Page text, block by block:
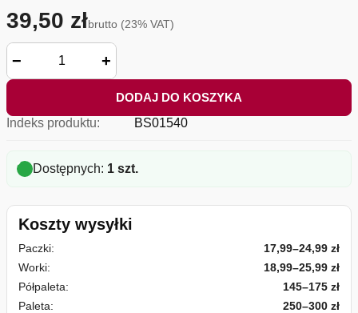
39,50 złbrutto (23% VAT)
− +
DODAJ DO KOSZYKA
Indeks produktu:
BS01540
Dostępnych: 1 szt.
Koszty wysyłki
Paczki:
17,99–24,99 zł
Worki:
18,99–25,99 zł
Półpaleta:
145–175 zł
Paleta:
250–300 zł